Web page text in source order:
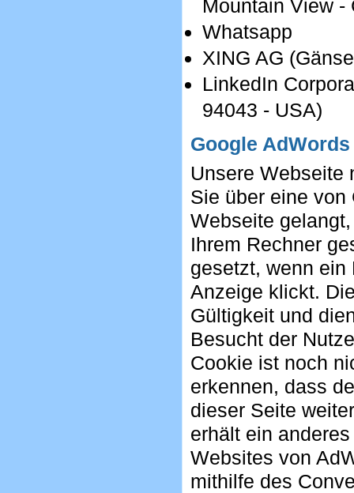
Mountain View -
Whatsapp
XING AG
LinkedIn
94043 - USA)
Google AdWords
Unsere Webseite
Sie über eine von
Webseite
Ihrem Rechner
gesetzt, wenn ein
Anzeige klickt.
Gültigkeit und
Besucht der
Cookie ist noch
erkennen, dass
dieser Seite
erhält ein
Websites von
mithilfe des